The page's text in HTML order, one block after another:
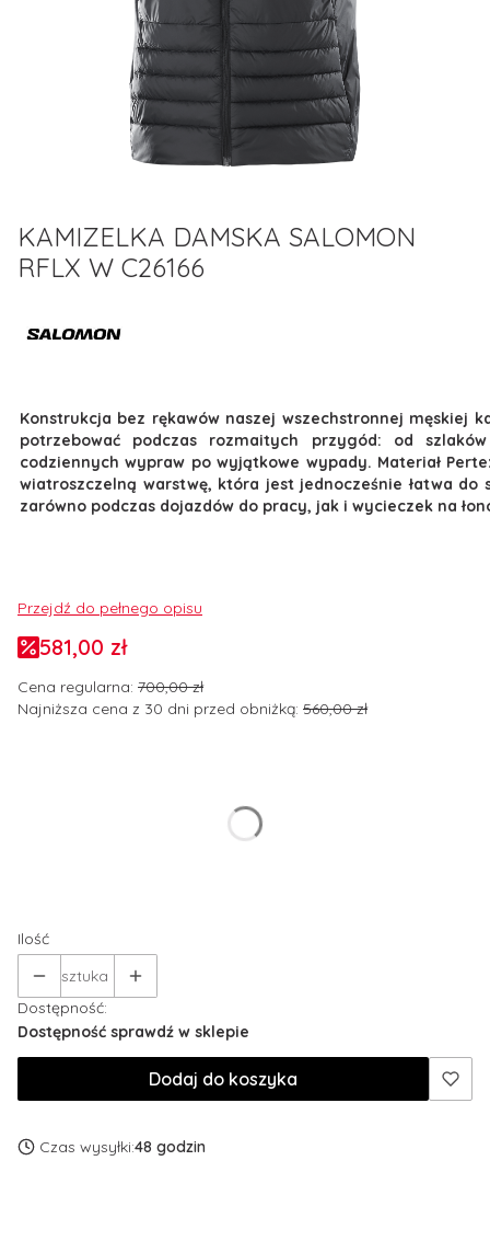
KAMIZELKA DAMSKA SALOMON
RFLX W C26166
Konstrukcja bez rękawów naszej wszechstronnej męskiej
potrzebować podczas rozmaitych przygód: od
codziennych wypraw po wyjątkowe wypady. Materiał
wiatroszczelną warstwę, która jest jednocześnie łatwa
zarówno podczas dojazdów do pracy, jak i wycieczek na
Przejdź do pełnego opisu
581,00 zł
Cena regularna: 700,00 zł
Najniższa cena z 30 dni przed obniżką: 560,00 zł
Ilość
sztuka
Dostępność:
Dostępność sprawdź w sklepie
Dodaj do koszyka
Czas wysyłki:48 godzin